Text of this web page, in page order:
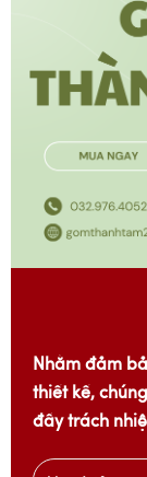
Nhằm đảm
thiết kế,
đầy trách